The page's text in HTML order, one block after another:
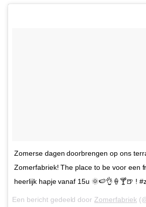
Zomerse dagen doorbrengen op ons
Zomerfabriek! The place to be voor een
heerlijk hapje vanaf 15u 🌞🍉👌🍦🍸🍺 !
Een bericht gedeeld door Zomerfabriek